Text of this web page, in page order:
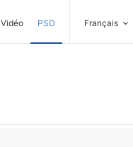
Vidéo PSD Français